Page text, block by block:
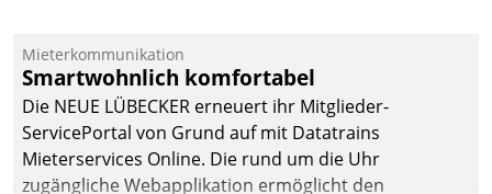
Dialogführung ermöglicht
dem externen
Serviceteam, Anrufe von
Mietenden zügiger und
effizienter zu bearbeiten.
Mieterkommunikation
Smartwohnlich komfortabel
Die NEUE LÜBECKER erneuert ihr Mitglieder-
ServicePortal von Grund auf mit Datatrains
Mieterservices Online. Die rund um die Uhr
zugängliche Webapplikation ermöglicht den